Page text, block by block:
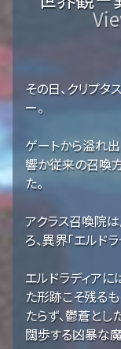
その日、クリプ
ー。
ゲートから溢れ
響か従来の召喚
た。
アクラス召喚院
ろ、異界「エルド
エルドラディア
た形跡こそ残る
たらず、鬱蒼と
闊歩する凶暴な